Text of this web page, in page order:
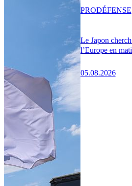
Le Japon
l’Europe en
05.08.2026
PRODÉFENSE